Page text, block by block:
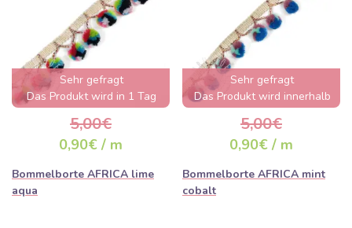
Sehr gefragt
Das Produkt wird in 1 Tag
ausverkauft sein
5,00€
0,90€ / m
Bommelborte AFRICA lime
aqua
Sehr gefragt
Das Produkt wird innerhalb
von wenigen Stunden
ausverkauft sein
5,00€
0,90€ / m
Bommelborte AFRICA mint
cobalt